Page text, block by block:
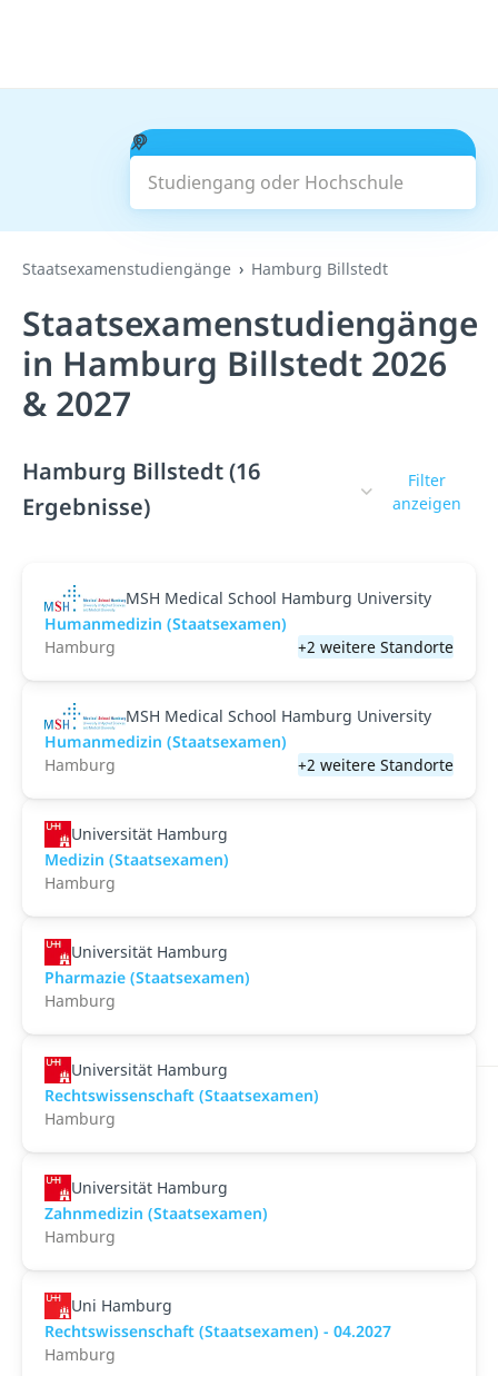
Studiengang oder Hochschule
Suchen
Staatsexamenstudiengänge Hamburg Billstedt
Staatsexamenstudiengänge
in Hamburg Billstedt 2026
& 2027
Hamburg Billstedt (16
Ergebnisse)
Filter
anzeigen
MSH Medical School Hamburg University
Humanmedizin (Staatsexamen)
Hamburg
+2 weitere Standorte
MSH Medical School Hamburg University
Humanmedizin (Staatsexamen)
Hamburg
+2 weitere Standorte
Universität Hamburg
Medizin (Staatsexamen)
Hamburg
Universität Hamburg
Pharmazie (Staatsexamen)
Hamburg
Universität Hamburg
Rechtswissenschaft (Staatsexamen)
Hamburg
Universität Hamburg
Zahnmedizin (Staatsexamen)
Hamburg
Uni Hamburg
Rechtswissenschaft (Staatsexamen) - 04.2027
Hamburg